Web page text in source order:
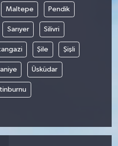
Maltepe Pendik
Sarıyer Silivri
Şile Şişli
Üsküdar